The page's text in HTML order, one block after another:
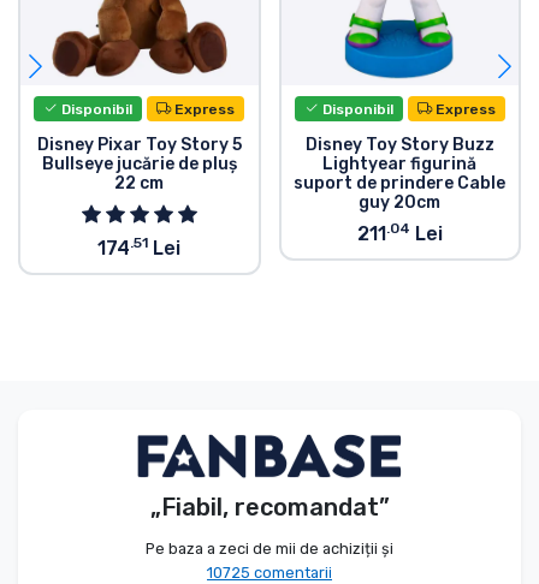
Disponibil Express
Disney Pixar Toy Story 5
Bullseye jucărie de pluș
22 cm
174.51 Lei
Disponibil Express
Disney Toy Story Buzz
Lightyear figurină
suport de prindere Cable
guy 20cm
211.04 Lei
„Fiabil, recomandat”
Pe baza a zeci de mii de achiziții și
10725 comentarii